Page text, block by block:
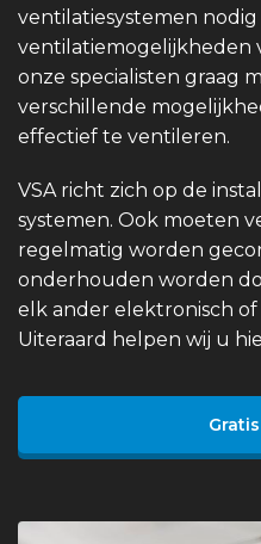
ventilatiesystemen
ventilatiemogelijkheden
onze specialisten graag
verschillende
effectief te ventileren.
VSA richt zich op de
systemen. Ook moeten
regelmatig worden
onderhouden worden
elk ander elektronisch
Uiteraard helpen wij u